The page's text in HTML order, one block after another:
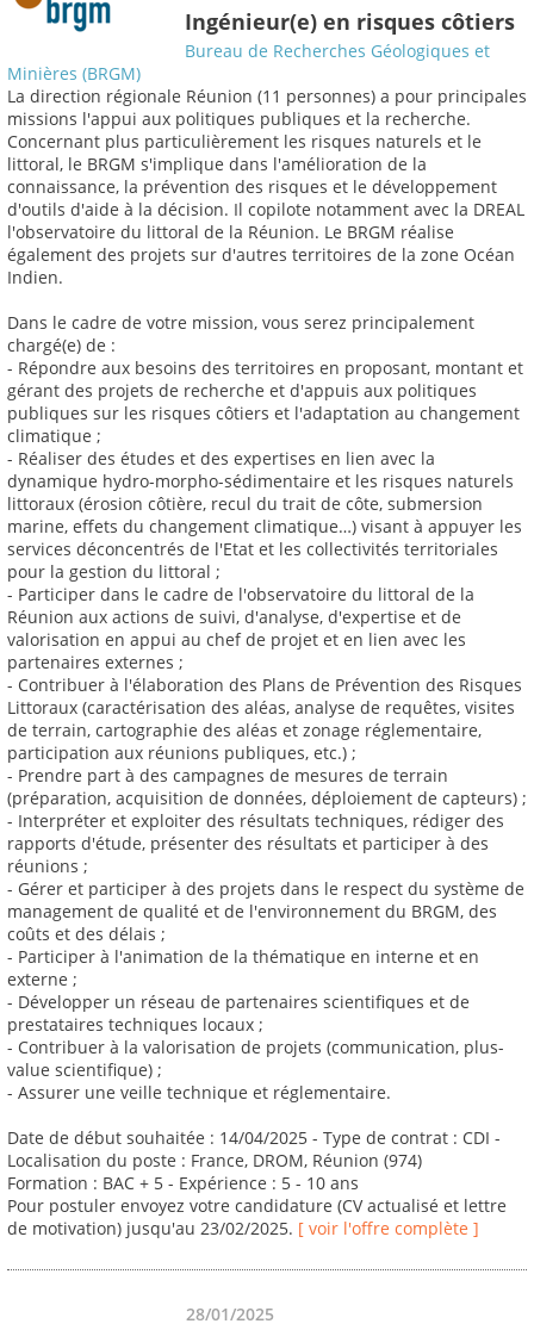
Ingénieur(e) en risques côtiers
Bureau de Recherches Géologiques et
Minières (BRGM)
La direction régionale Réunion (11 personnes) a pour principales
missions l'appui aux politiques publiques et la recherche.
Concernant plus particulièrement les risques naturels et le
littoral, le BRGM s'implique dans l'amélioration de la
connaissance, la prévention des risques et le développement
d'outils d'aide à la décision. Il copilote notamment avec la DREAL
l'observatoire du littoral de la Réunion. Le BRGM réalise
également des projets sur d'autres territoires de la zone Océan
Indien.
Dans le cadre de votre mission, vous serez principalement
chargé(e) de :
- Répondre aux besoins des territoires en proposant, montant et
gérant des projets de recherche et d'appuis aux politiques
publiques sur les risques côtiers et l'adaptation au changement
climatique ;
- Réaliser des études et des expertises en lien avec la
dynamique hydro-morpho-sédimentaire et les risques naturels
littoraux (érosion côtière, recul du trait de côte, submersion
marine, effets du changement climatique…) visant à appuyer les
services déconcentrés de l'Etat et les collectivités territoriales
pour la gestion du littoral ;
- Participer dans le cadre de l'observatoire du littoral de la
Réunion aux actions de suivi, d'analyse, d'expertise et de
valorisation en appui au chef de projet et en lien avec les
partenaires externes ;
- Contribuer à l'élaboration des Plans de Prévention des Risques
Littoraux (caractérisation des aléas, analyse de requêtes, visites
de terrain, cartographie des aléas et zonage réglementaire,
participation aux réunions publiques, etc.) ;
- Prendre part à des campagnes de mesures de terrain
(préparation, acquisition de données, déploiement de capteurs) ;
- Interpréter et exploiter des résultats techniques, rédiger des
rapports d'étude, présenter des résultats et participer à des
réunions ;
- Gérer et participer à des projets dans le respect du système de
management de qualité et de l'environnement du BRGM, des
coûts et des délais ;
- Participer à l'animation de la thématique en interne et en
externe ;
- Développer un réseau de partenaires scientifiques et de
prestataires techniques locaux ;
- Contribuer à la valorisation de projets (communication, plus-
value scientifique) ;
- Assurer une veille technique et réglementaire.
Date de début souhaitée : 14/04/2025 - Type de contrat : CDI -
Localisation du poste : France, DROM, Réunion (974)
Formation : BAC + 5 - Expérience : 5 - 10 ans
Pour postuler envoyez votre candidature (CV actualisé et lettre
de motivation) jusqu'au 23/02/2025. [ voir l'offre complète ]
28/01/2025